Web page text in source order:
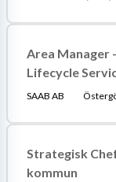
Area Manager
Lifecycle
SAAB AB
Strategisk
kommun